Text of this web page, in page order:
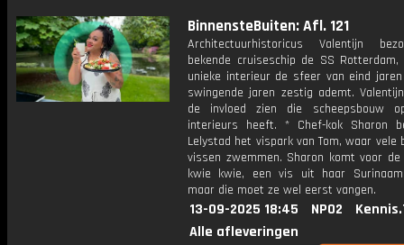
BinnensteBuiten: Afl. 121
Architectuurhistoricus Valentijn
bekende cruiseschip de SS
unieke interieur de sfeer van eind
swingende jaren zestig ademt.
de invloed zien die scheepsbouw
interieurs heeft. * Chef-kok Sharon
Lelystad het vispark van Tom, waar vele
vissen zwemmen. Sharon komt voor
kwie kwie, een vis uit haar
maar die moet ze wel eerst vangen.
13-09-2025 18:45 NPO2
Alle afleveringen